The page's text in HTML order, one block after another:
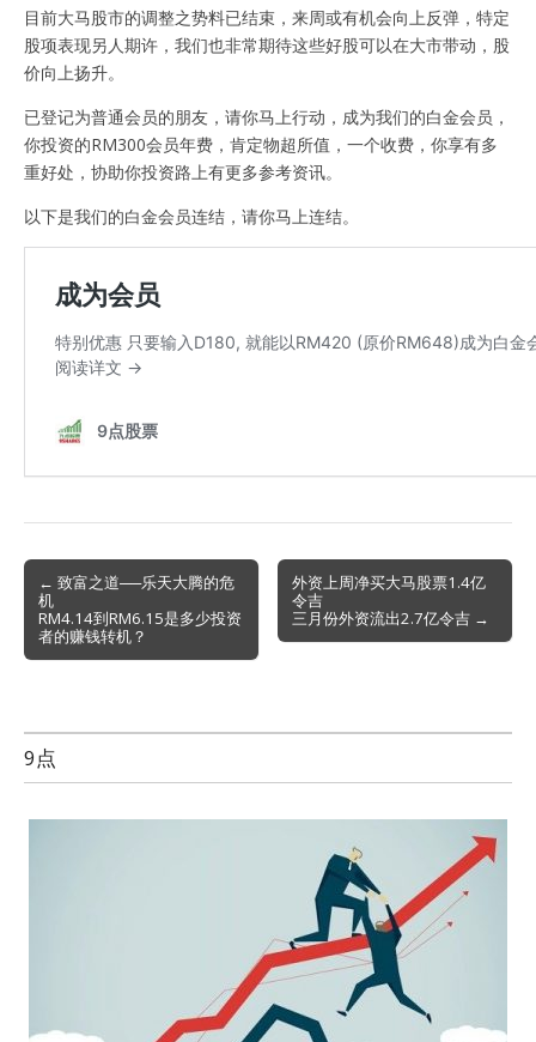
目前大马股市的调整之势料已结束，来周或有机会向上反弹，特定
股项表现另人期许，我们也非常期待这些好股可以在大市带动，股
价向上扬升。
已登记为普通会员的朋友，请你马上行动，成为我们的白金会员，
你投资的RM300会员年费，肯定物超所值，一个收费，你享有多
重好处，协助你投资路上有更多参考资讯。
以下是我们的白金会员连结，请你马上连结。
Post
navigation
← 致富之道──乐天大腾的危
机
RM4.14到RM6.15是多少投资
者的赚钱转机？
外资上周净买大马股票1.4亿
令吉
三月份外资流出2.7亿令吉 →
9点